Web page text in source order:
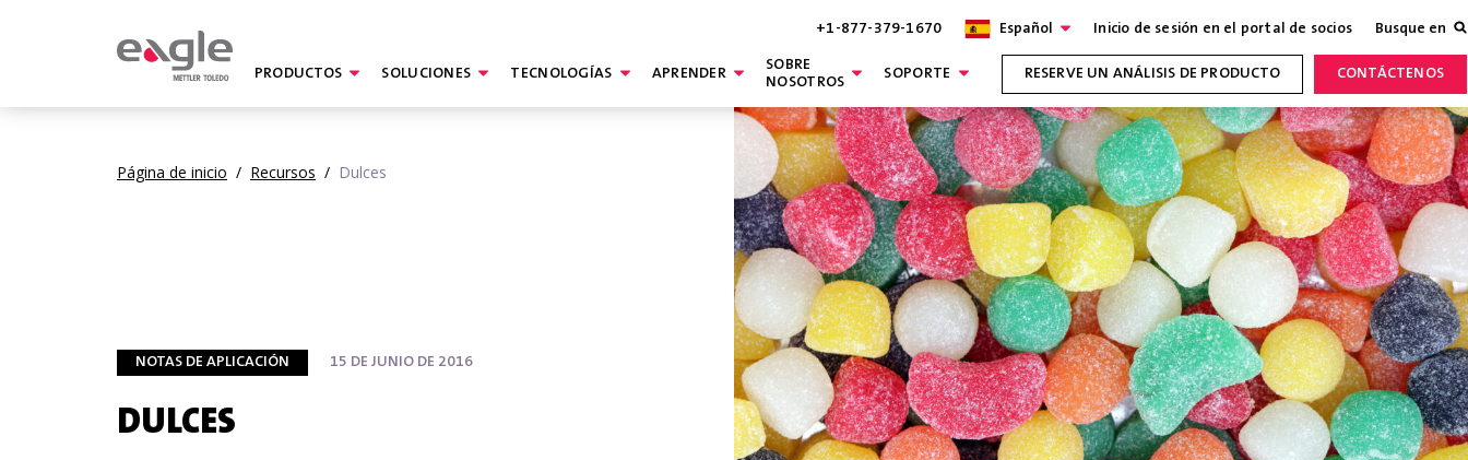
+1-877-379-1670 Español Inicio de sesión en el portal de socios Busque en
PRODUCTOS SOLUCIONES TECNOLOGÍAS APRENDER
SOBRE
NOSOTROS
SOPORTE RESERVE UN ANÁLISIS DE PRODUCTO CONTÁCTENOS
Página de inicio / Recursos / Dulces
NOTAS DE APLICACIÓN 15 DE JUNIO DE 2016
DULCES